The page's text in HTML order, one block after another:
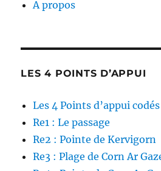
A propos
LES 4 POINTS D’APPUI
Les 4 Points d’appui
Re1 : Le passage
Re2 : Pointe de Kervigorn
Re3 : Plage de Corn Ar